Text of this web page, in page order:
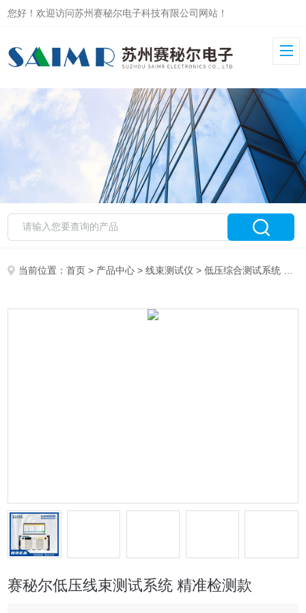
您好！欢迎访问苏州赛秘尔电子科技有限公司网站！
当前位置：首页 > 产品中心 >线束测试仪 >低压综合测试系统
赛秘尔低压线束测试系统 精准检测款